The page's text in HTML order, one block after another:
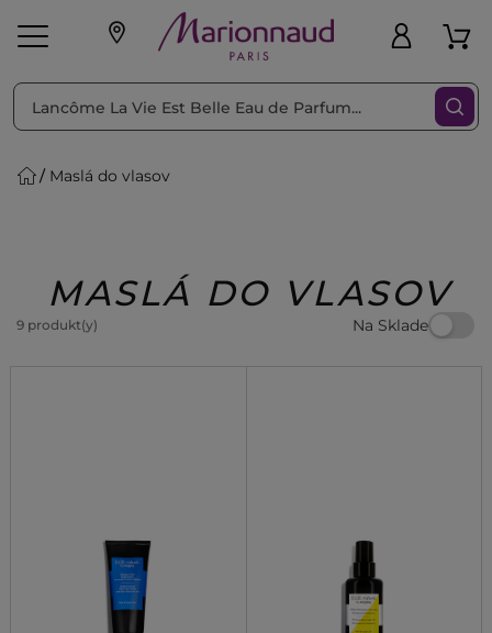
pleť Líčenie
Beauty
Maslá do vlasov
MASLÁ DO VLASOV
9 produkt(y) Na Sklade
Triediť podľa Filtrovať